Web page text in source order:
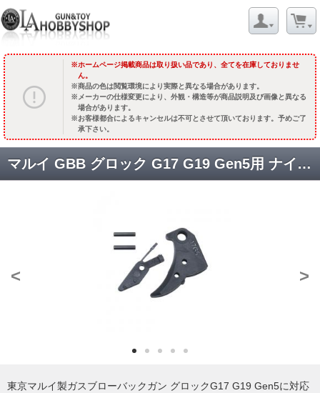
ホームページ掲載商品は取り扱い品であり、全てを在庫しておりませ
ん。
商品の色は閲覧環境により実際と異なる場合があります。
メーカーの仕様変更により、外観・構造等が商品説明及び画像と異なる
場合があります。
お客様都合によるキャンセルは不可とさせて頂いております。予めご了
承下さい。
マルイ GBB グロック G17 G19 Gen5用 ナイロンファイバートリガー [GLK-535(BK)] [取寄]
< >
東京マルイ製ガスブローバックガン グロックG17 G19 Gen5に対応